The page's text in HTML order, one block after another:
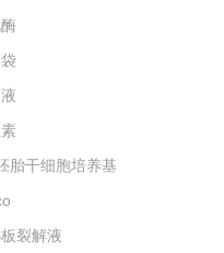
胎干细胞培养基
裂解液